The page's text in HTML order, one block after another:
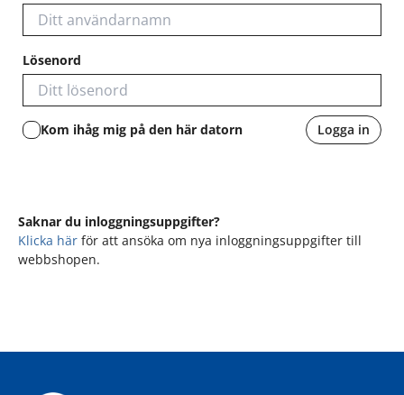
Lösenord
Kom ihåg mig på den här datorn Logga in
Saknar du inloggningsuppgifter?
Klicka här för att ansöka om nya inloggningsuppgifter till
webbshopen.